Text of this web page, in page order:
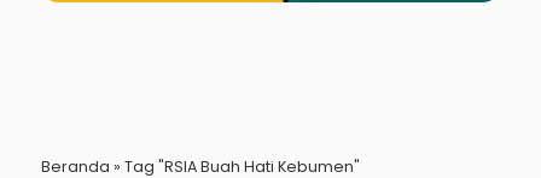
Beranda » Tag "RSIA Buah Hati Kebumen"